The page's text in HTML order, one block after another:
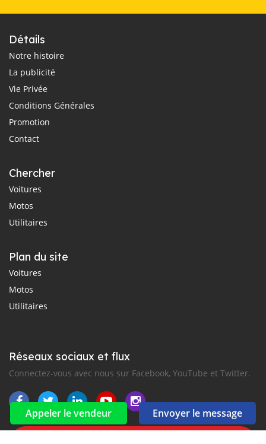
Appeler le vendeur Envoyer le message
Détails
Notre histoire
La publicité
Vie Privée
Conditions Générales
Promotion
Contact
Chercher
Voitures
Motos
Utilitaires
Plan du site
Voitures
Motos
Utilitaires
Réseaux sociaux et flux
Connectez-vous avec nous sur Facebook, YouTube et Twitter.